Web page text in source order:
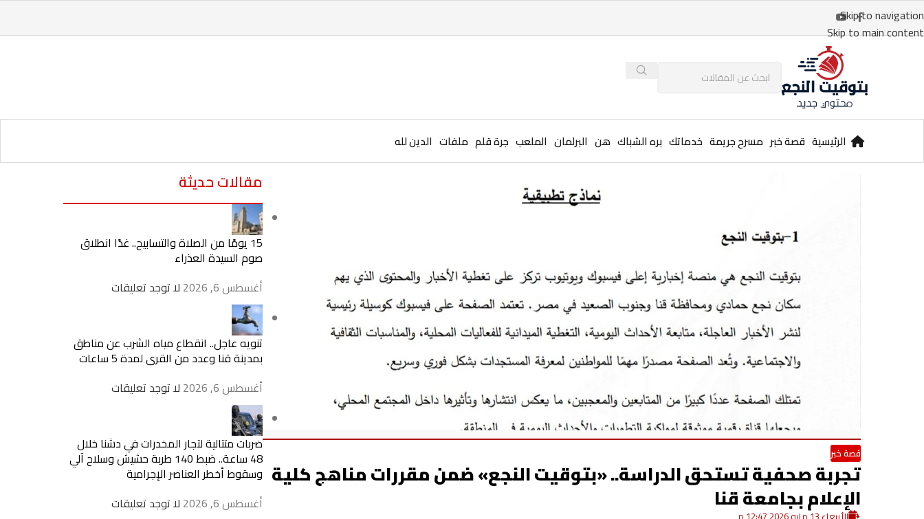
Skip to navigation
Skip to main content
الرئيسية قصة خبر مسرح جريمة خدماتك بره الشباك هن البرلمان الملعب جرة قلم ملفات الدين لله
قصة خبر
تجربة صحفية تستحق الدراسة.. «بتوقيت النجع» ضمن مقررات مناهج كلية
الإعلام بجامعة قنا
مقالات حديثة
15 يومًا من الصلاة والتسابيح.. غدًا انطلاق
صوم السيدة العذراء
أغسطس 6, 2026
لا توجد تعليقات
تنويه عاجل.. انقطاع مياه الشرب عن مناطق
بمدينة قنا وعدد من القرى لمدة 5 ساعات
أغسطس 6, 2026
لا توجد تعليقات
ضربات متتالية لتجار المخدرات في دشنا خلال
48 ساعة.. ضبط 140 طربة حشيش وسلاح آلي
وسقوط أخطر العناصر الإجرامية
أغسطس 6, 2026
لا توجد تعليقات